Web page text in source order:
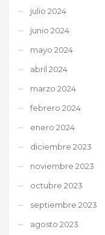
julio 2024
junio 2024
mayo 2024
abril 2024
marzo 2024
febrero 2024
enero 2024
diciembre 2023
noviembre 2023
octubre 2023
septiembre 2023
agosto 2023